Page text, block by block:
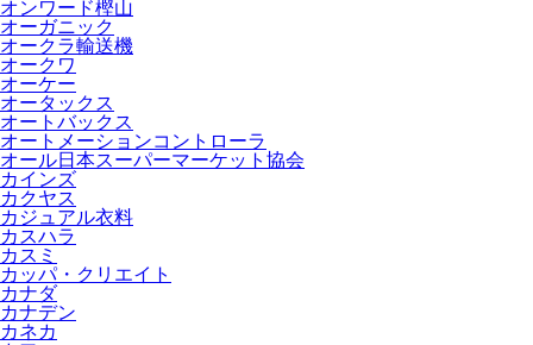
オンワード樫山
オーガニック
オークラ輸送機
オークワ
オーケー
オータックス
オートバックス
オートメーションコントローラ
オール日本スーパーマーケット協会
カインズ
カクヤス
カジュアル衣料
カスハラ
カスミ
カッパ・クリエイト
カナダ
カナデン
カネカ